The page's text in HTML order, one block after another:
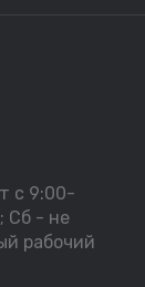
с 9:00-
Сб - не
рабочий